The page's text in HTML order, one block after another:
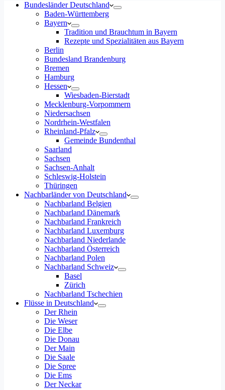
Bundesländer Deutschland
Baden-Württemberg
Bayern
Tradition und Brauchtum in Bayern
Rezepte und Spezialitäten aus Bayern
Berlin
Bundesland Brandenburg
Bremen
Hamburg
Hessen
Wiesbaden-Bierstadt
Mecklenburg-Vorpommern
Niedersachsen
Nordrhein-Westfalen
Rheinland-Pfalz
Gemeinde Bundenthal
Saarland
Sachsen
Sachsen-Anhalt
Schleswig-Holstein
Thüringen
Nachbarländer von Deutschland
Nachbarland Belgien
Nachbarland Dänemark
Nachbarland Frankreich
Nachbarland Luxemburg
Nachbarland Niederlande
Nachbarland Österreich
Nachbarland Polen
Nachbarland Schweiz
Basel
Zürich
Nachbarland Tschechien
Flüsse in Deutschland
Der Rhein
Die Weser
Die Elbe
Die Donau
Der Main
Die Saale
Die Spree
Die Ems
Der Neckar